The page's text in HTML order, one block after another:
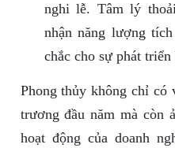
nghi lễ. Tâm lý
nhận năng lượng
chắc cho sự phát triển
Phong thủy không chỉ
trương đầu năm mà còn
hoạt động của doanh